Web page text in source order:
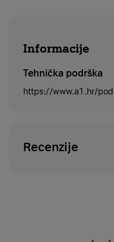
Informacije
Tehnička podrška
https://www.a1.hr/
Recenzije